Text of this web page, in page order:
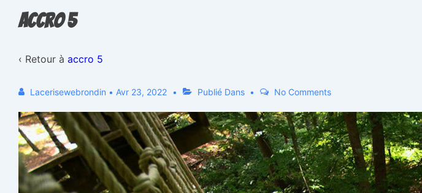
accro 5
‹ Retour à accro 5
Lacerisewebrondin • Avr 23, 2022 Publié Dans No Comments